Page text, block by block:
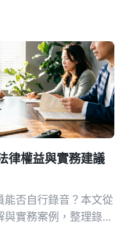
律權益與實務建議
能否自行錄音？本文從
實務案例，整理錄音